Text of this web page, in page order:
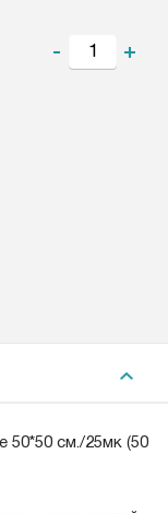
- +
50*50 см./25мк (50